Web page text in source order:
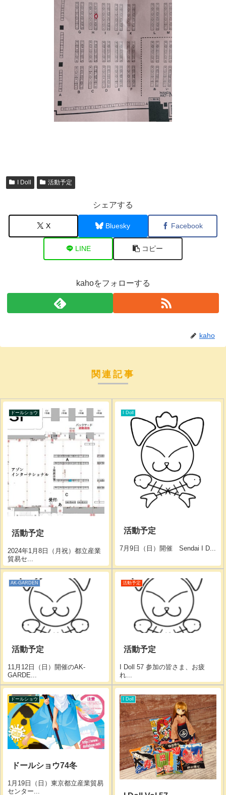
I Doll 活動予定
シェアする
X Bluesky Facebook
LINE コピー
kahoをフォローする
kaho
関連記事
ドールショウ
活動予定
2024年1月8日（月祝）都立産業
貿易セ...
I Doll
活動予定
7月9日（日）開催 Sendai I D...
AK-GARDEN
活動予定
11月12日（日）開催のAK-
GARDE...
活動予定
活動予定
I Doll 57 参加の皆さま、お疲
れ...
ドールショウ
ドールショウ74冬
1月19日（日）東京都立産業貿易
センター...
I Doll